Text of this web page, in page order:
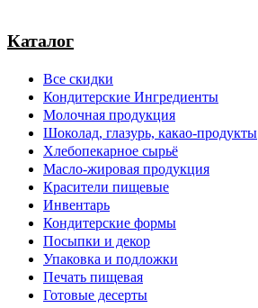
Каталог
Все скидки
Кондитерские Ингредиенты
Молочная продукция
Шоколад, глазурь, какао-продукты
Хлебопекарное сырьё
Масло-жировая продукция
Красители пищевые
Инвентарь
Кондитерские формы
Посыпки и декор
Упаковка и подложки
Печать пищевая
Готовые десерты